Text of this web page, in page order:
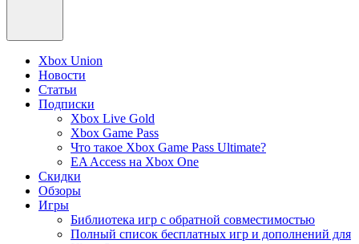
Xbox Union
Новости
Статьи
Подписки
Xbox Live Gold
Xbox Game Pass
Что такое Xbox Game Pass Ultimate?
EA Access на Xbox One
Скидки
Обзоры
Игры
Библиотека игр с обратной совместимостью
Полный список бесплатных игр и дополнений для